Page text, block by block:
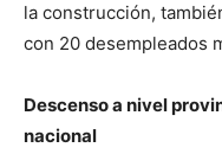
la construcción,
con 20 desempleados
Descenso a nivel
nacional